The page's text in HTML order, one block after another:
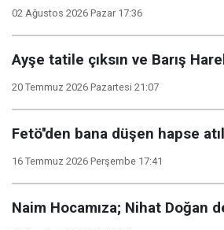
02 Ağustos 2026 Pazar 17:36
Ayşe tatile çıksın ve Barış
20 Temmuz 2026 Pazartesi 21:07
Fetö''den bana düşen hapse
16 Temmuz 2026 Perşembe 17:41
Naim Hocamıza; Nihat Doğan